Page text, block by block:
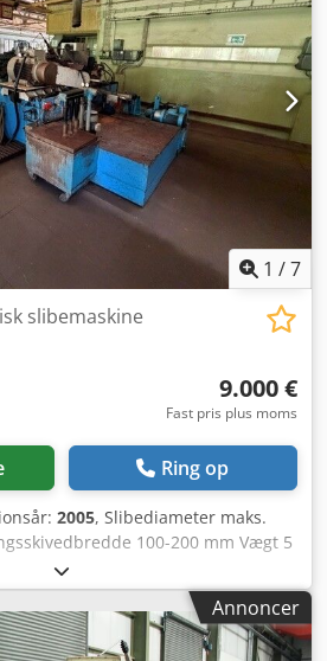
1 /7
slibemaskine
9.000 €
Fast pris plus moms
Ring op
2005, Slibediameter maks.
100-200 mm Vægt 5
Slibeskivedbredde 150–250 mm
Dodpfx Agsztfzqexjck
Annoncer